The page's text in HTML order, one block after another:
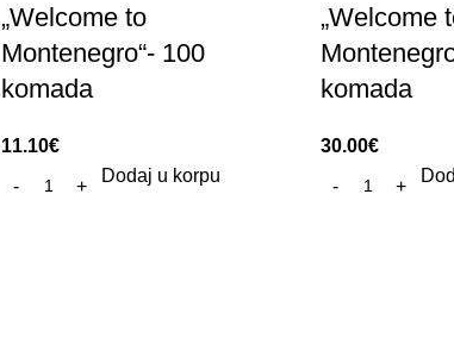
„Welcome to
Montenegro“- 100
komada
11.10€
Dodaj u korpu
„Welcome
komada
30.00€